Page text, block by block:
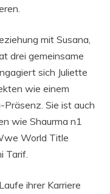
mit Susana,
drei gemeinsame
sich Juliette
wie einem
Sie ist auch
wie Shaurma n1
World Title
Tarif.
ihrer Karriere